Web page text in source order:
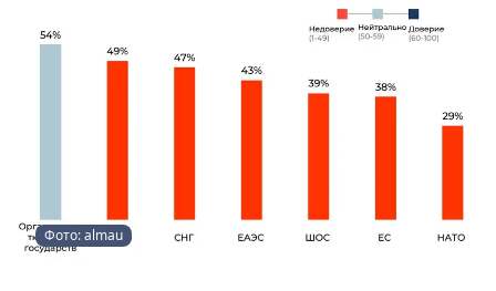
Фото: almau